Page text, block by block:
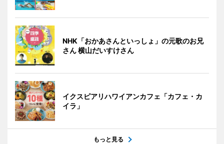
NHK「おかあさんといっしょ」の元歌のお兄
さん 横山だいすけさん
イクスピアリハワイアンカフェ「カフェ・カ
イラ」
もっと見る